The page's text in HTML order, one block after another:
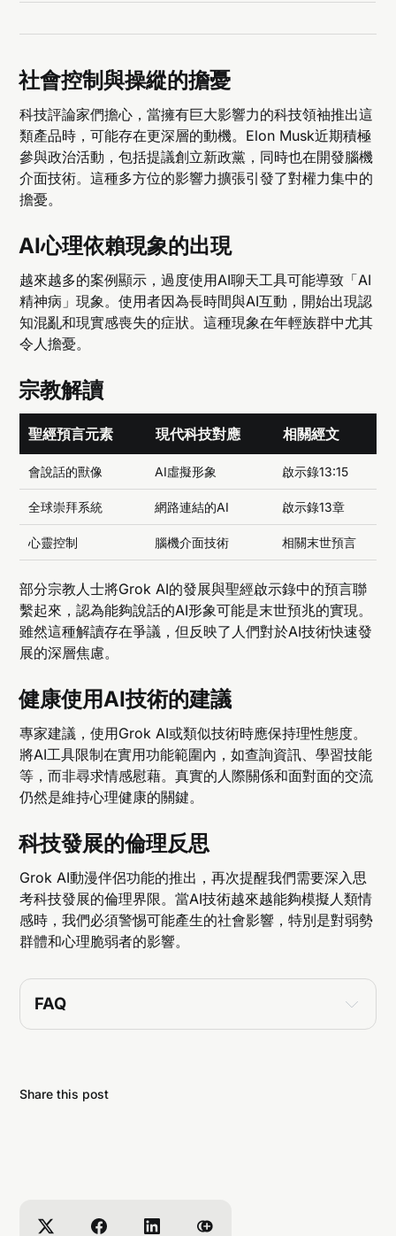
社會控制與操縱的擔憂
科技評論家們擔心，當擁有巨大影響力的科技領袖推出這
類產品時，可能存在更深層的動機。Elon Musk近期積極
參與政治活動，包括提議創立新政黨，同時也在開發腦機
介面技術。這種多方位的影響力擴張引發了對權力集中的
擔憂。
AI心理依賴現象的出現
越來越多的案例顯示，過度使用AI聊天工具可能導致「AI
精神病」現象。使用者因為長時間與AI互動，開始出現認
知混亂和現實感喪失的症狀。這種現象在年輕族群中尤其
令人擔憂。
宗教解讀
聖經預言元素 現代科技對應 相關經文
會說話的獸像 AI虛擬形象 啟示錄13:15
全球崇拜系統 網路連結的AI 啟示錄13章
心靈控制 腦機介面技術 相關末世預言
部分宗教人士將Grok AI的發展與聖經啟示錄中的預言聯
繫起來，認為能夠說話的AI形象可能是末世預兆的實現。
雖然這種解讀存在爭議，但反映了人們對於AI技術快速發
展的深層焦慮。
健康使用AI技術的建議
專家建議，使用Grok AI或類似技術時應保持理性態度。
將AI工具限制在實用功能範圍內，如查詢資訊、學習技能
等，而非尋求情感慰藉。真實的人際關係和面對面的交流
仍然是維持心理健康的關鍵。
科技發展的倫理反思
Grok AI動漫伴侶功能的推出，再次提醒我們需要深入思
考科技發展的倫理界限。當AI技術越來越能夠模擬人類情
感時，我們必須警惕可能產生的社會影響，特別是對弱勢
群體和心理脆弱者的影響。
FAQ
回答:
Share this post